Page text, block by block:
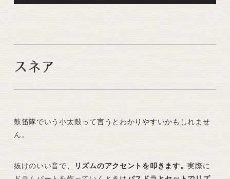
Player
スネア
鼓笛隊でいう小太鼓って言うとわかりやすいかもしれませ
ん。
抜けのいい音で、 リズムのアクセントを叩きます。実際に